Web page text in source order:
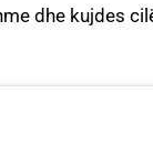
dhe kujdes